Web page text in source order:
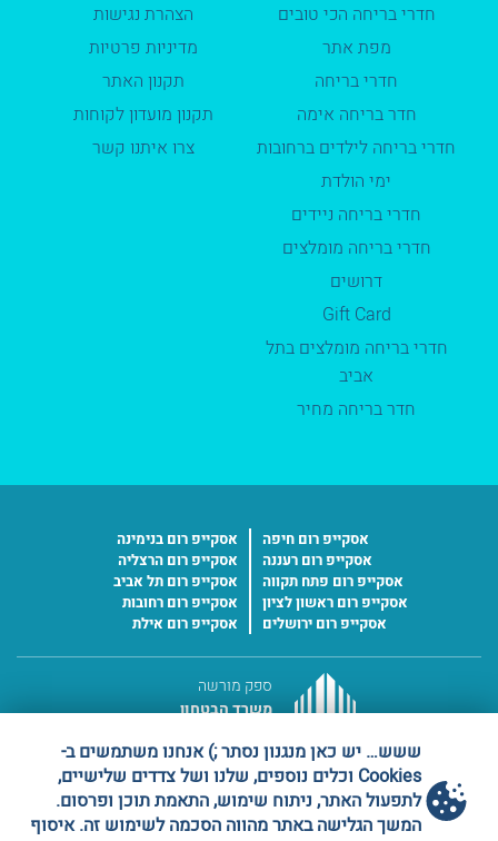
הצהרת נגישות
מדיניות פרטיות
תקנון האתר
תקנון מועדון לקוחות
צרו איתנו קשר
חדרי בריחה הכי טובים
מפת אתר
חדרי בריחה
חדר בריחה אימה
חדרי בריחה לילדים ברחובות
ימי הולדת
חדרי בריחה ניידים
חדרי בריחה מומלצים
דרושים
Gift Card
חדרי בריחה מומלצים בתל
אביב
חדר בריחה מחיר
אסקייפ רום חיפה
אסקייפ רום בנימינה
אסקייפ רום רעננה
אסקייפ רום הרצליה
אסקייפ רום פתח תקווה
אסקייפ רום תל אביב
אסקייפ רום ראשון לציון
אסקייפ רום רחובות
אסקייפ רום ירושלים
אסקייפ רום אילת
ספק מורשה
משרד הבטחון
ששש… יש כאן מנגנון נסתר ;) אנחנו משתמשים ב-
Cookies וכלים נוספים, שלנו ושל צדדים שלישיים,
לתפעול האתר, ניתוח שימוש, התאמת תוכן ופרסום.
המשך הגלישה באתר מהווה הסכמה לשימוש זה. איסוף